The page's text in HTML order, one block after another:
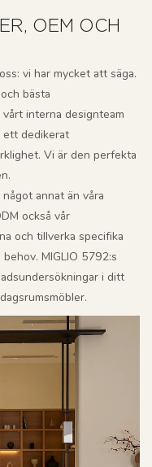
OEM OCH
vi har mycket att säga.
bästa
interna designteam
ett dedikerat
Vi är den perfekta
annat än våra
också vår
och tillverka specifika
MIGLIO 5792:s
i ditt